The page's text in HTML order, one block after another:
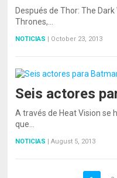
Después de Thor: The
Thrones,…
NOTICIAS | October 23, 2013
Seis actores
A través de Heat Vision se
que…
NOTICIAS | August 5, 2013